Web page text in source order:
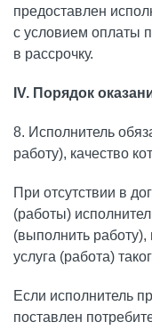
предоставлен
с условием оплаты
в рассрочку.
IV. Порядок
8. Исполнитель
работу), качество
При отсутствии в
(работы)
(выполнить
услуга (работа)
Если исполнитель
поставлен